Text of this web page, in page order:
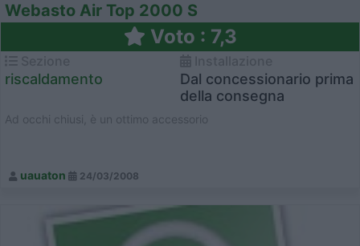
Webasto Air Top 2000 S
Voto : 7,3
riscaldamento
Dal concessionario prima
della consegna
Ad occhi chiusi, è un ottimo accessorio
uauaton 24/03/2008